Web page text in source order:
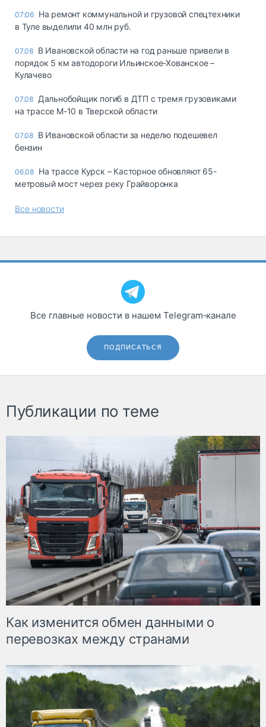
07:06 На ремонт коммунальной и грузовой спецтехники
в Туле выделили 40 млн руб.
07.08 В Ивановской области на год раньше привели в
порядок 5 км автодороги Ильинское-Хованское –
Кулачево
07.08 Дальнобойщик погиб в ДТП с тремя грузовиками
на трассе М-10 в Тверской области
07.08 В Ивановской области за неделю подешевел
бензин
06.08 На трассе Курск – Касторное обновляют 65-
метровый мост через реку Грайворонка
Все новости
Все главные новости в нашем Telegram‑канале
ПОДПИСАТЬСЯ
Публикации по теме
Как изменится обмен данными о
перевозках между странами